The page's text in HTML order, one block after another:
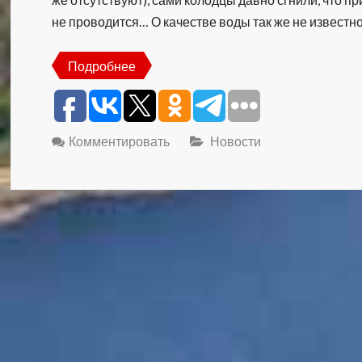
не проводится… О качестве воды так же не
Подробнее
Комментировать Новости